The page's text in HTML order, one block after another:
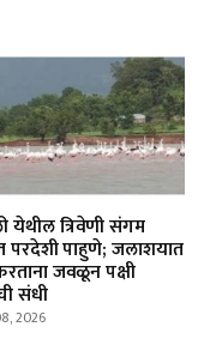
येथील त्रिवेणी संगम
परदेशी पाहुणे; जलाशयात
जवळून पक्षी
संधी
2026